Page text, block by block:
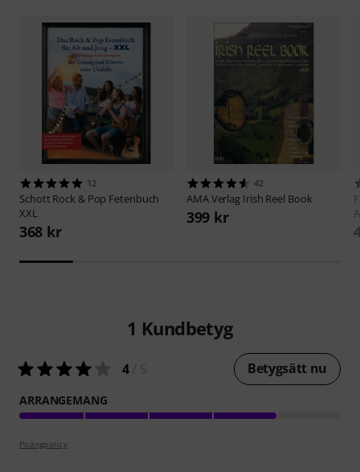
12
Schott Rock & Pop Fetenbuch
XXL
368 kr
42
AMA Verlag Irish Reel Book
399 kr
1 Kundbetyg
4/ 5 Betygsätt nu
ARRANGEMANG
Poängpolicy